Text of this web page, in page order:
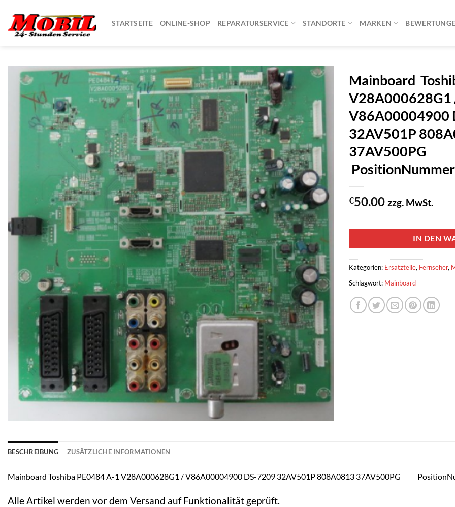
Inhalt
springen
STARTSEITE ONLINE-SHOP REPARATURSERVICE STANDORTE MARKEN
Mainboard
V28A000628G1
V86A00004900
32AV501P
37AV500PG
€50.00 zzg. MwSt.
IN DEN
Kategorien: Ersatzteile, Fernseher,
Schlagwort: Mainboard
BESCHREIBUNG ZUSÄTZLICHE INFORMATIONEN
Mainboard Toshiba PE0484 A-1 V28A000628G1 / V86A00004900 DS-7209 32AV501P 808A0813 37AV500PG
Alle Artikel werden vor dem Versand auf Funktionalität geprüft.